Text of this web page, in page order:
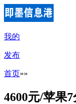
我的
发布
首页»»
4600元/苹果